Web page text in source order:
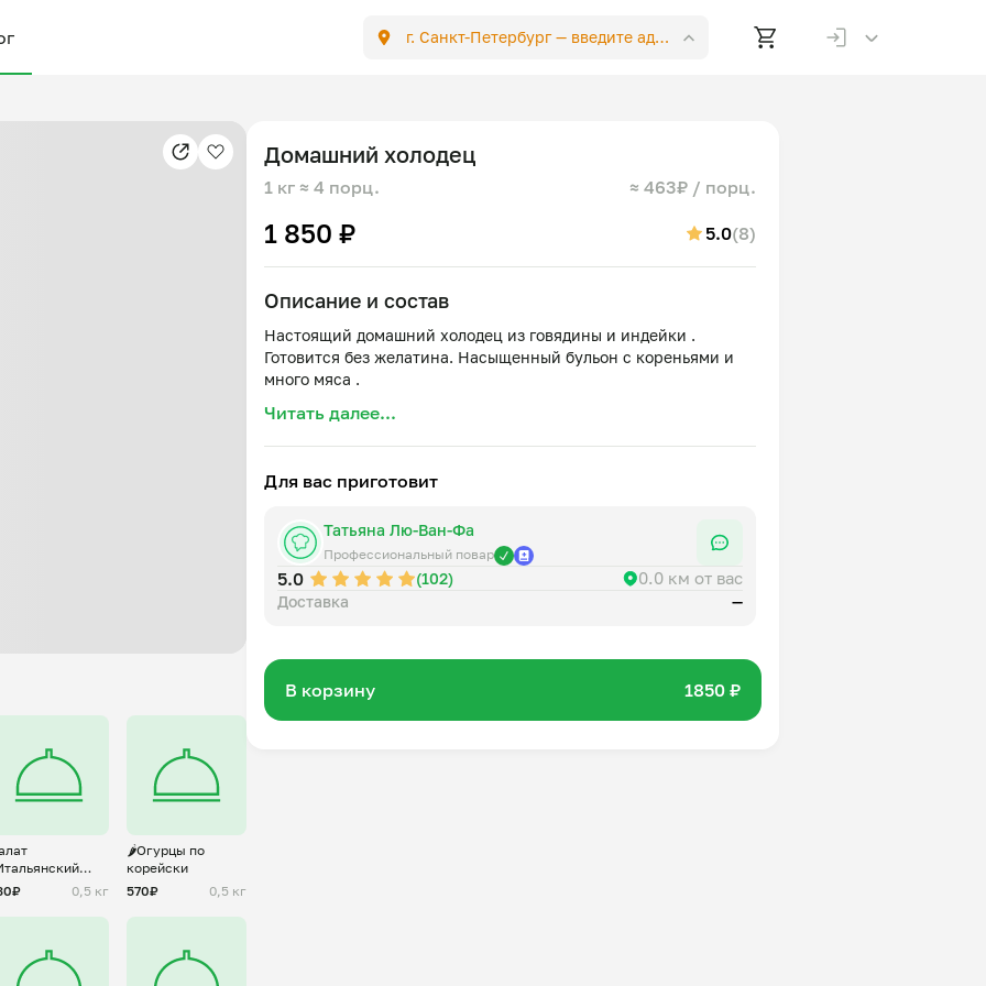
г. Санкт-Петербург —введите адрес
0,5 кг
🌶️Огурцы по
корейски
570₽
0,5 кг
Домашний холодец
1 кг ≈ 4 порц. ≈ 463₽ / порц.
1 850 ₽ 5.0(8)
Описание и состав
Настоящий домашний холодец из говядины и индейки .
Готовится без желатина. Насыщенный бульон с кореньями и
Читать далее...
Для вас приготовит
Татьяна Лю-Ван-Фа
Профессиональный повар
5.0 (102) 0.0 км от вас
Доставка —
В корзину 1850 ₽